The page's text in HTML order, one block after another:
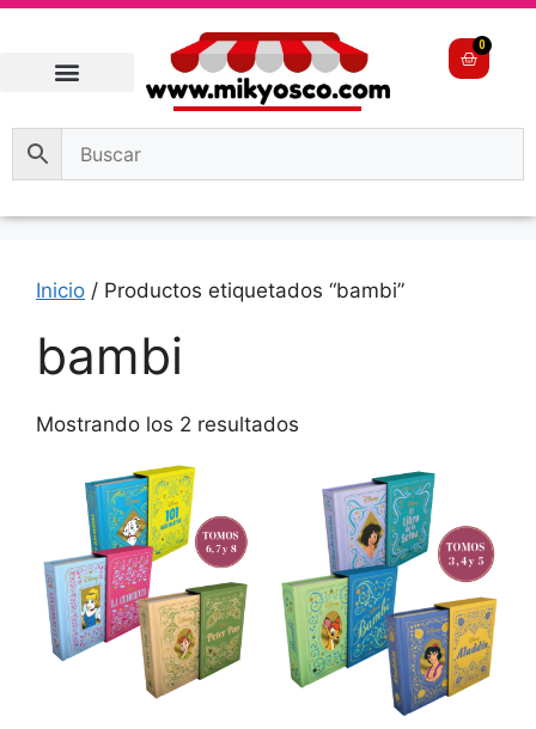
0
Inicio / Productos etiquetados “bambi”
bambi
Mostrando los 2 resultados